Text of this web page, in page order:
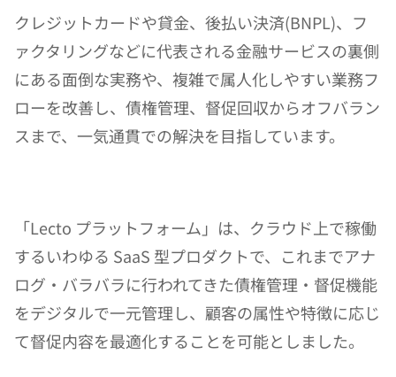
クレジットカードや貸金、後払い決済(BNPL)、フ
ァクタリングなどに代表される金融サービスの裏側
にある面倒な実務や、複雑で属人化しやすい業務フ
ローを改善し、債権管理、督促回収からオフバラン
スまで、一気通貫での解決を目指しています。
「Lecto プラットフォーム」は、クラウド上で稼働
するいわゆる SaaS 型プロダクトで、これまでアナ
ログ・バラバラに行われてきた債権管理・督促機能
をデジタルで一元管理し、顧客の属性や特徴に応じ
て督促内容を最適化することを可能としました。